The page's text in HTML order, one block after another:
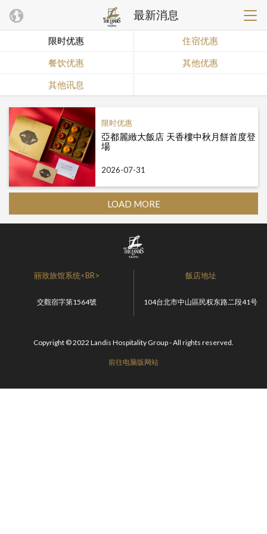
最新消息
限时优惠 住宿优惠
餐饮优惠 其他优惠
其他讯息
限时优惠
亞都麗緻大飯店 天香樓中秋月餅首度登
場
2026-07-31
LOAD MORE
丽致旅馆系统<BR>
交觀宿字第1564號
飯店地址
104台北市中山區民权东路二段41号
Copyright © 2022 Landis Hospitality Group - All rights reserved.
前往电脑版网站